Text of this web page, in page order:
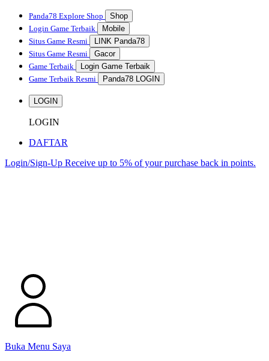
Panda78 Explore Shop
Shop
Login Game Terbaik
Mobile
Situs Game Resmi
LINK Panda78
Situs Game Resmi
Gacor
Game Terbaik
Login Game Terbaik
Game Terbaik Resmi
Panda78 LOGIN
LOGIN
LOGIN
DAFTAR
Login/Sign-Up Receive up to 5% of your purchase back in points.
Buka Menu Saya